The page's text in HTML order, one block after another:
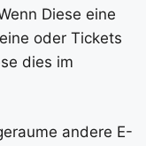
Diese eine
oder Tickets
dies im
andere E-